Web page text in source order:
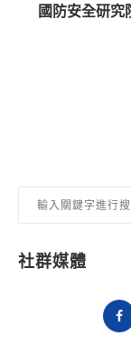
國防安全研
社群媒體